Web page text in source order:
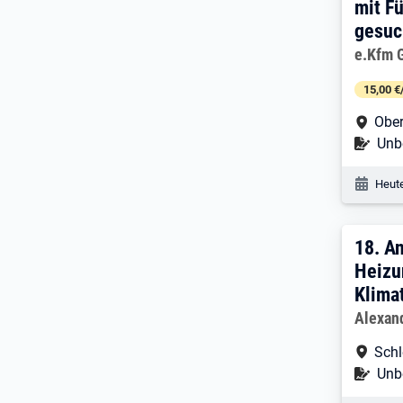
mit
e.Kfm
15,00
18.
18.